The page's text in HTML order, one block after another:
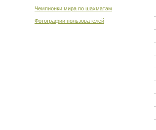
Чемпионки мира по шахматам
Фотографии пользователей